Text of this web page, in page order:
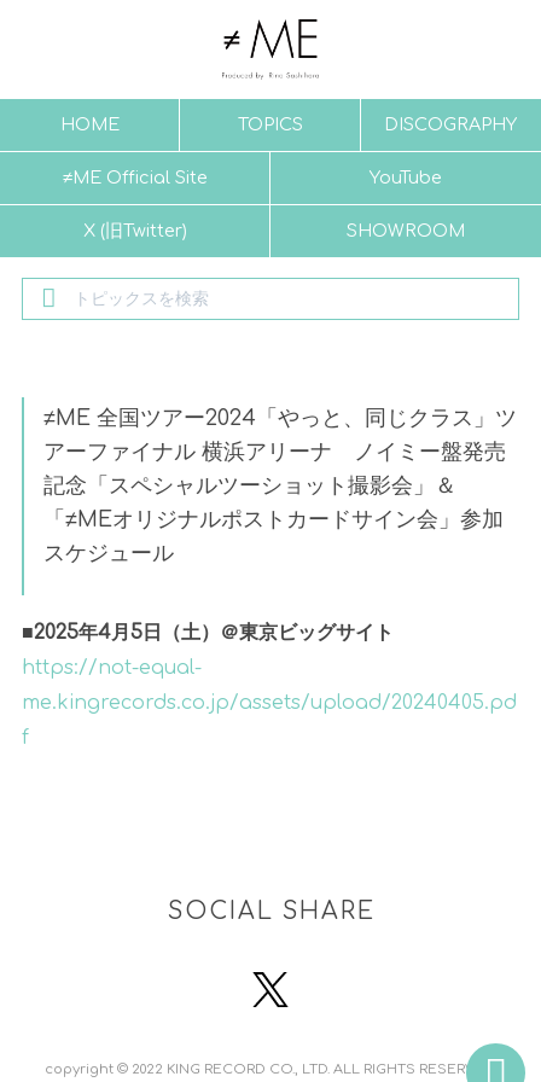
HOME TOPICS DISCOGRAPHY
≠ME Official Site YouTube
X (旧Twitter) SHOWROOM
≠ME 全国ツアー2024「やっと、同じクラス」ツ
アーファイナル 横浜アリーナ ノイミー盤発売
記念「スペシャルツーショット撮影会」＆
「≠MEオリジナルポストカードサイン会」参加
スケジュール
■2025年4月5日（土）＠東京ビッグサイト
https://not-equal-
me.kingrecords.co.jp/assets/upload/20240405.pd
f
SOCIAL SHARE
copyright © 2022 KING RECORD CO., LTD. ALL RIGHTS RESERVED.